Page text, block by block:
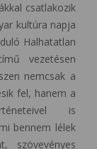
csatlakozik
kultúra napja
Halhatatlan
vezetésen
nemcsak a
fel, hanem a
is
bennem lélek
szövevényes